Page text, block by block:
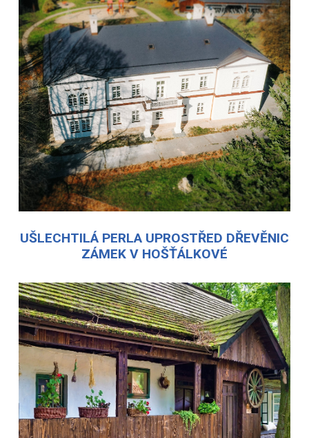
UŠLECHTILÁ PERLA UPROSTŘED DŘEVĚNIC
ZÁMEK V HOŠŤÁLKOVÉ